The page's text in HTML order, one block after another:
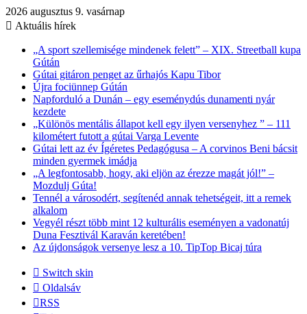
2026 augusztus 9. vasárnap
Aktuális hírek
„A sport szellemisége mindenek felett” – XIX. Streetball kupa
Gútán
Gútai gitáron penget az űrhajós Kapu Tibor
Újra fociünnep Gútán
Napforduló a Dunán – egy eseménydús dunamenti nyár
kezdete
„Különös mentális állapot kell egy ilyen versenyhez ” – 111
kilométert futott a gútai Varga Levente
Gútai lett az év Ígéretes Pedagógusa – A corvinos Beni bácsit
minden gyermek imádja
„A legfontosabb, hogy, aki eljön az érezze magát jól!” –
Mozdulj Gúta!
Tennél a városodért, segítenéd annak tehetségeit, itt a remek
alkalom
Vegyél részt több mint 12 kulturális eseményen a vadonatúj
Duna Fesztivál Karaván keretében!
Az újdonságok versenye lesz a 10. TipTop Bicaj túra
Switch skin
Oldalsáv
RSS